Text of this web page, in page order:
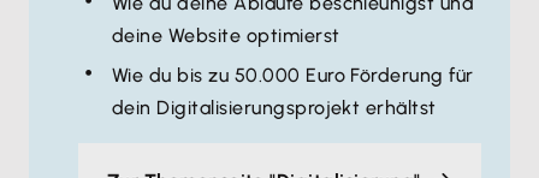
deine Website optimierst
Wie du bis zu 50.000 Euro Förderung für
dein Digitalisierungsprojekt erhältst